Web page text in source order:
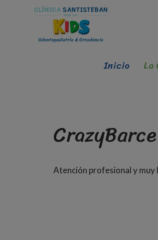
Inicio La
CrazyBarce
Atención profesional y muy